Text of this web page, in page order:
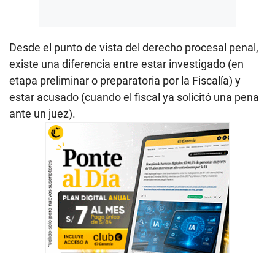
Desde el punto de vista del derecho procesal penal,
existe una diferencia entre estar investigado (en
etapa preliminar o preparatoria por la Fiscalía) y
estar acusado (cuando el fiscal ya solicitó una pena
ante un juez).